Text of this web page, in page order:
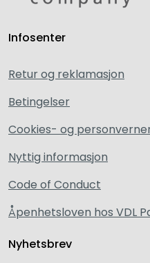
Infosenter
Retur og reklamasjon
Betingelser
Cookies- og
Nyttig informasjon
Code of Conduct
Åpenhetsloven hos VDL
Nyhetsbrev